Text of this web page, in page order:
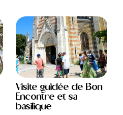
Visite guidée de Bon
Encontre et sa
basilique